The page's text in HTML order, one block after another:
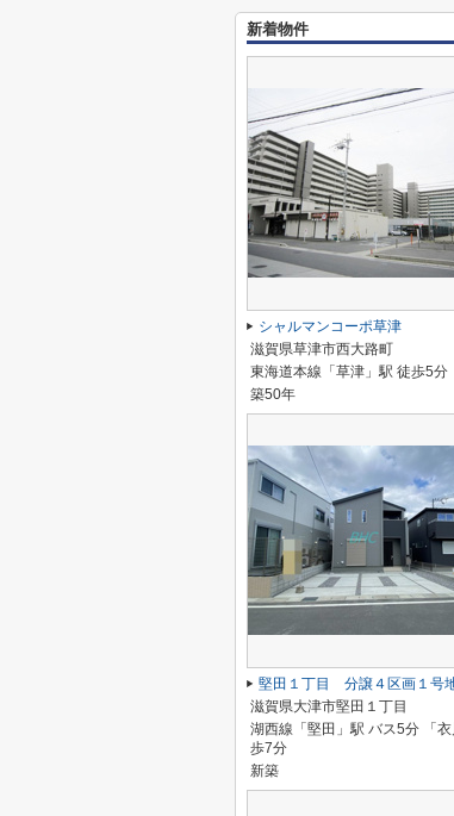
新着物件
シャルマンコーポ草津
滋賀県草津市西大路町
東海道本線「草津」駅 徒歩5分
築50年
堅田１丁目 分譲４区画１号
滋賀県大津市堅田１丁目
湖西線「堅田」駅 バス5分 「
歩7分
新築